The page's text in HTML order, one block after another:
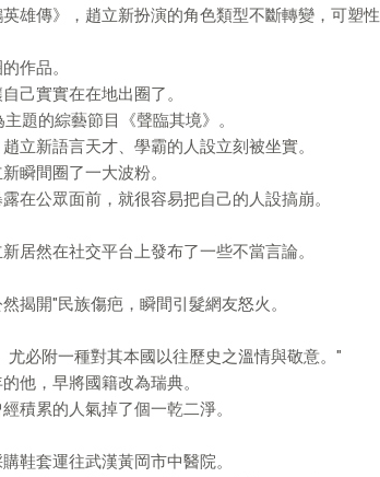
雄傳》，趙立新扮演的角色類型不斷轉變，可塑性
作品。
己實實在在地出圈了。
題的綜藝節目《聲臨其境》。
立新語言天才、學霸的人設立刻被坐實。
瞬間圈了一大波粉。
在公眾面前，就很容易把自己的人設搞崩。
居然在社交平台上發布了一些不當言論。
揭開"民族傷疤，瞬間引髮網友怒火。
必附一種對其本國以往歷史之溫情與敬意。"
他，早將國籍改為瑞典。
積累的人氣掉了個一乾二淨。
鞋套運往武漢黃岡市中醫院。